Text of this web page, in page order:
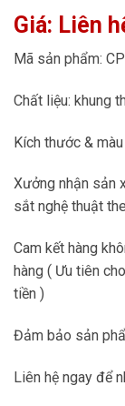
Giá: Liên
Mã sản phẩm:
Chất liệu: khung
Kích thước &
Xưởng nhận sản
sắt nghệ thuật
Cam kết hàng
hàng ( Ưu tiên
tiền )
Đảm bảo sản
Liên hệ ngay để